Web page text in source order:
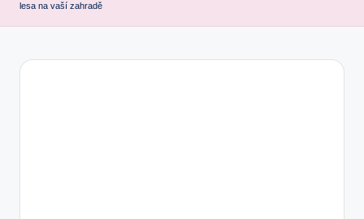
lesa na vaší zahradě